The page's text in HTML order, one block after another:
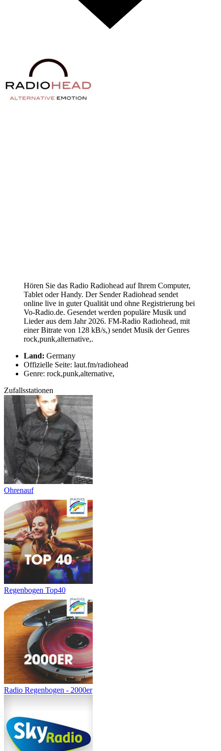
Hören Sie das Radio Radiohead auf Ihrem Computer,
Tablet oder Handy. Der Sender Radiohead sendet
online live in guter Qualität und ohne Registrierung bei
Vo-Radio.de. Gesendet werden populäre Musik und
Lieder aus dem Jahr 2026. FM-Radio Radiohead, mit
einer Bitrate von 128 kB/s,) sendet Musik der Genres
rock,punk,alternative,.
Land: Germany
Offizielle Seite: laut.fm/radiohead
Genre: rock,punk,alternative,
Zufallsstationen
Ohrenauf
Regenbogen Top40
Radio Regenbogen - 2000er